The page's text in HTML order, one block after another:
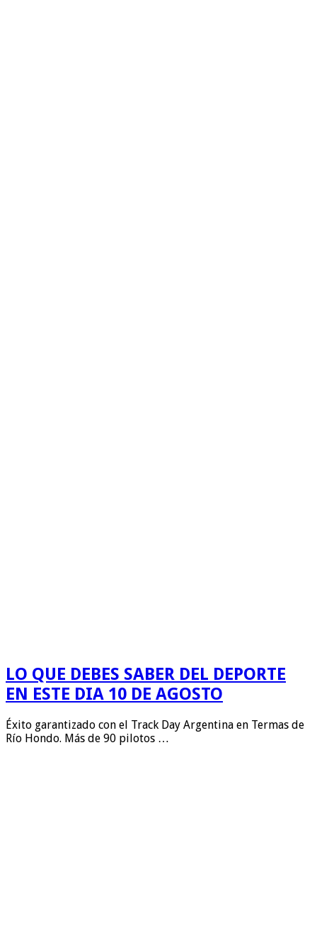
LO QUE DEBES SABER DEL DEPORTE
EN ESTE DIA 10 DE AGOSTO
Éxito garantizado con el Track Day Argentina en Termas de
Río Hondo. Más de 90 pilotos …